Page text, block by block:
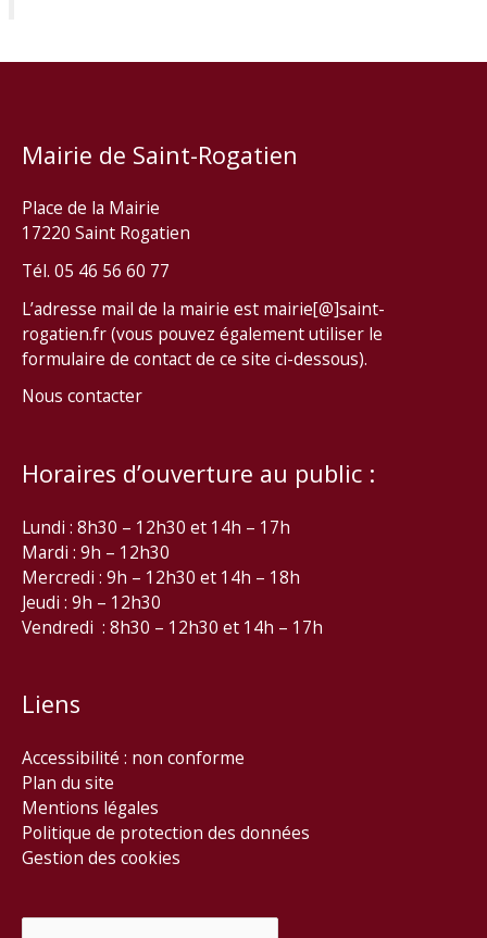
Mairie de Saint-Rogatien
Place de la Mairie
17220 Saint Rogatien
Tél. 05 46 56 60 77
L’adresse mail de la mairie est mairie[@]saint-
rogatien.fr (vous pouvez également utiliser le
formulaire de contact de ce site ci-dessous).
Nous contacter
Horaires d’ouverture au public :
Lundi : 8h30 – 12h30 et 14h – 17h
Mardi : 9h – 12h30
Mercredi : 9h – 12h30 et 14h – 18h
Jeudi : 9h – 12h30
Vendredi : 8h30 – 12h30 et 14h – 17h
Liens
Accessibilité : non conforme
Plan du site
Mentions légales
Politique de protection des données
Gestion des cookies